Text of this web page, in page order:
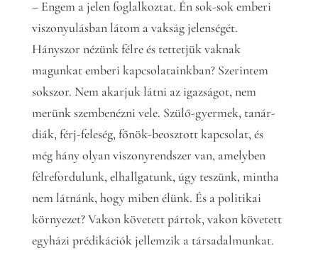
– Engem a jelen foglalkoztat. Én sok-sok emberi
viszonyulásban látom a vakság jelenségét.
Hányszor nézünk félre és tettetjük vaknak
magunkat emberi kapcsolatainkban? Szerintem
sokszor. Nem akarjuk látni az igazságot, nem
merünk szembenézni vele. Szülő-gyermek, tanár-
diák, férj-feleség, főnök-beosztott kapcsolat, és
még hány olyan viszonyrendszer van, amelyben
félrefordulunk, elhallgatunk, úgy teszünk, mintha
nem látnánk, hogy miben élünk. És a politikai
környezet? Vakon követett pártok, vakon követett
egyházi prédikációk jellemzik a társadalmunkat.